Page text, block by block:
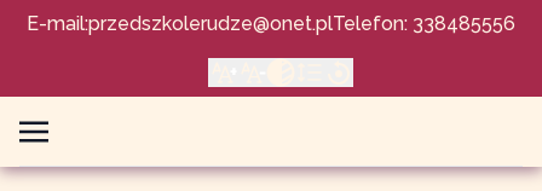
E-mail:przedszkolerudze@onet.plTelefon: 338485556